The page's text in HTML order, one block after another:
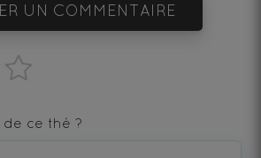
AJOUTER UN COMMENTAIRE
starsce thé ?